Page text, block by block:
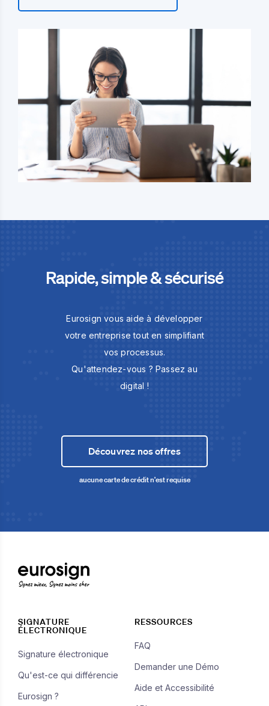
Rapide, simple & sécurisé
Eurosign vous aide à développer
votre entreprise tout en simplifiant
vos processus.
Qu'attendez-vous ? Passez au
digital !
Découvrez nos offres
aucune carte de crédit n'est requise
Signez mieux, Signez moins cher
SIGNATURE
ÉLECTRONIQUE
Signature électronique
Qu'est-ce qui différencie
Eurosign ?
RESSOURCES
FAQ
Demander une Démo
Aide et Accessibilité